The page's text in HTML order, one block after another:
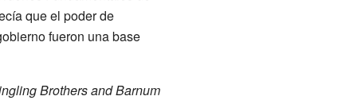
que el poder de
fueron una base
Brothers and Barnum